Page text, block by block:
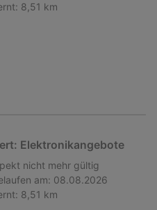
8,51 km
Elektronikangebote
nicht mehr gültig
am: 08.08.2026
8,51 km